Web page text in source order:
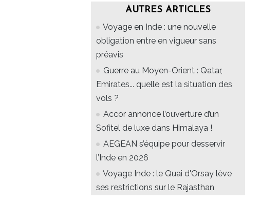
AUTRES ARTICLES
Voyage en Inde : une nouvelle
obligation entre en vigueur sans
préavis
Guerre au Moyen-Orient : Qatar,
Emirates... quelle est la situation des
vols ?
Accor annonce l’ouverture d’un
Sofitel de luxe dans Himalaya !
AEGEAN s’équipe pour desservir
l’Inde en 2026
Voyage Inde : le Quai d'Orsay lève
ses restrictions sur le Rajasthan